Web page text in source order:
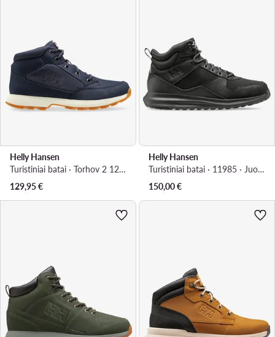
Helly Hansen
Turistiniai batai · Torhov 2 12040 · Tamsiai mėlyna
129,95€
Helly Hansen
Turistiniai batai · 11985 · Juoda
150,00€